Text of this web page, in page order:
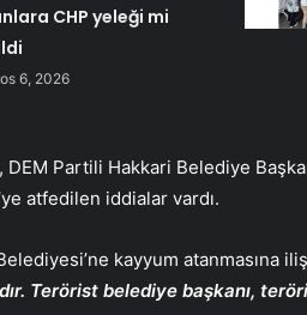
CHP yeleği mi
6, 2026
Partili Hakkari Belediye
atfedilen iddialar vardı.
kayyum atanmasına
Terörist belediye başkanı,